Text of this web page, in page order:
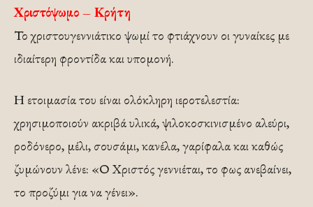
Χριστόψωμο – Κρήτη
Το χριστουγεννιάτικο ψωμί το φτιάχνουν οι γυναίκες με
ιδιαίτερη φροντίδα και υπομονή.
Η ετοιμασία του είναι ολόκληρη ιεροτελεστία:
χρησιμοποιούν ακριβά υλικά, ψιλοκοσκινισμένο αλεύρι,
ροδόνερο, μέλι, σουσάμι, κανέλα, γαρίφαλα και καθώς
ζυμώνουν λένε: «Ο Χριστός γεννιέται, το φως ανεβαίνει,
το προζύμι για να γένει».